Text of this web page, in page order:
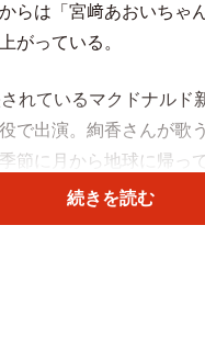
らは「宮﨑あおいちゃ
がっている。
れているマクドナルド
で出演。絢香さんが歌
節に月から地球に帰っ
んと、媼役の手塚さん
い楽しむ様子を描いた
続きを読む